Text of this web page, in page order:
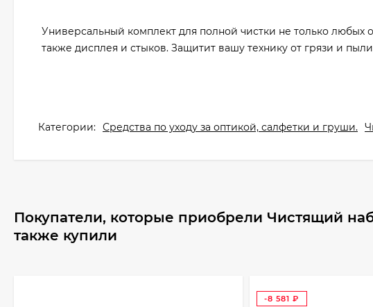
Универсальный комплект для полной чистки не только любых
также дисплея и стыков. Защитит вашу технику от грязи и
Категории: Средства по уходу за оптикой, салфетки и груши.
Покупатели, которые приобрели Чистящий
также купили
-8 581